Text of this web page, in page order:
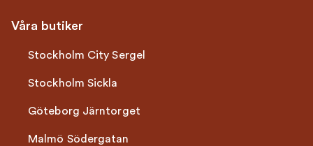
Våra butiker
Stockholm City Sergel
Stockholm Sickla
Göteborg Järntorget
Malmö Södergatan